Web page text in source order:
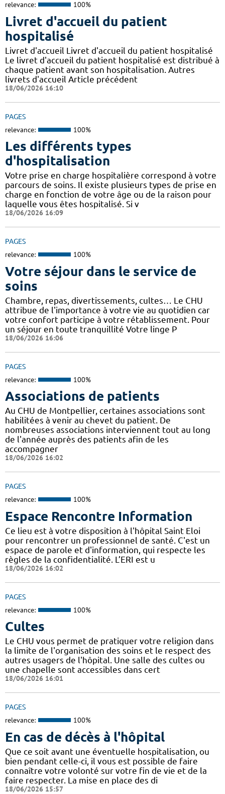
relevance: 100%
Livret d'accueil du patient
hospitalisé
Livret d'accueil Livret d'accueil du patient hospitalisé
Le livret d'accueil du patient hospitalisé est distribué à
chaque patient avant son hospitalisation. Autres
livrets d'accueil Article précédent
18/06/2026 16:10
PAGES
relevance: 100%
Les différents types
d'hospitalisation
Votre prise en charge hospitalière correspond à votre
parcours de soins. Il existe plusieurs types de prise en
charge en fonction de votre âge ou de la raison pour
laquelle vous êtes hospitalisé. Si v
18/06/2026 16:09
PAGES
relevance: 100%
Votre séjour dans le service de
soins
Chambre, repas, divertissements, cultes… Le CHU
attribue de l'importance à votre vie au quotidien car
votre confort participe à votre rétablissement. Pour
un séjour en toute tranquillité Votre linge P
18/06/2026 16:06
PAGES
relevance: 100%
Associations de patients
Au CHU de Montpellier, certaines associations sont
habilitées à venir au chevet du patient. De
nombreuses associations interviennent tout au long
de l'année auprès des patients afin de les
accompagner
18/06/2026 16:02
PAGES
relevance: 100%
Espace Rencontre Information
Ce lieu est à votre disposition à l'hôpital Saint Eloi
pour rencontrer un professionnel de santé. C'est un
espace de parole et d'information, qui respecte les
règles de la confidentialité. L’ERI est u
18/06/2026 16:02
PAGES
relevance: 100%
Cultes
Le CHU vous permet de pratiquer votre religion dans
la limite de l'organisation des soins et le respect des
autres usagers de l'hôpital. Une salle des cultes ou
une chapelle sont accessibles dans cert
18/06/2026 16:01
PAGES
relevance: 100%
En cas de décès à l'hôpital
Que ce soit avant une éventuelle hospitalisation, ou
bien pendant celle-ci, il vous est possible de faire
connaître votre volonté sur votre fin de vie et de la
faire respecter. La mise en place des di
18/06/2026 15:57